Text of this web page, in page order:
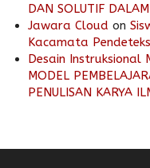
DAN SOLUTIF
Jawara Cloud on
Kacamata
Desain Instruksional
MODEL
PENULISAN KARYA